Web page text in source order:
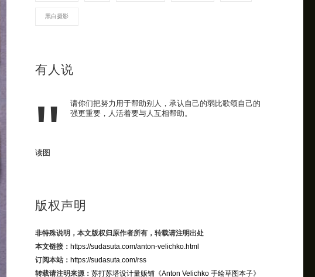
黑白摄影
有人说
请你们把努力用于帮助别人，承认自己的弱比歌颂自己的
强更重要，人活着要与人互相帮助。
读图
版权声明
非特殊说明，本文版权归原作者所有，转载请注明出处
本文链接： https://sudasuta.com/anton-velichko.html
订阅本站： https://sudasuta.com/rss
转载请注明来源： 苏打苏塔设计量贩铺《Anton Velichko 手绘草图本子》